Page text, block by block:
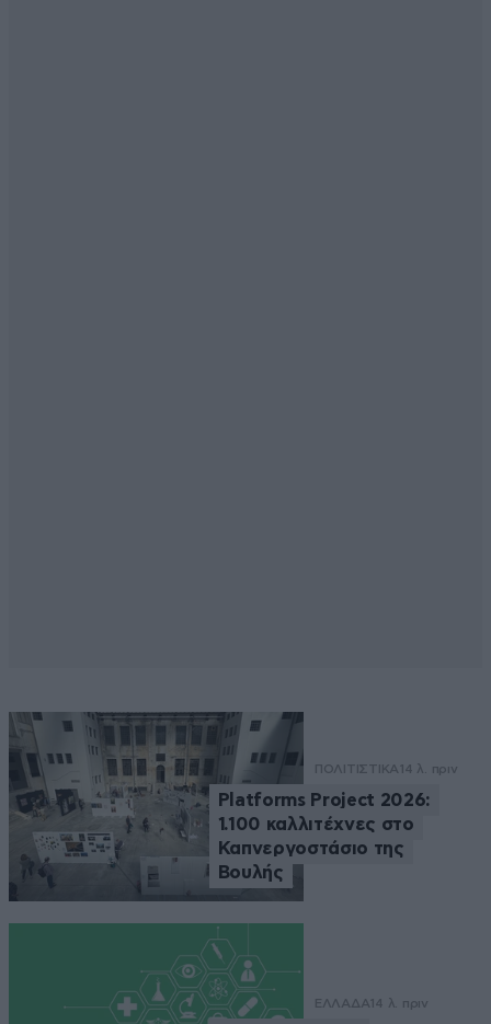
ΠΟΛΙΤΙΣΤΙΚΑ 14 λ. πριν
Platforms Project 2026:
1.100 καλλιτέχνες στο
Καπνεργοστάσιο της
Βουλής
ΕΛΛΑΔΑ 14 λ. πριν